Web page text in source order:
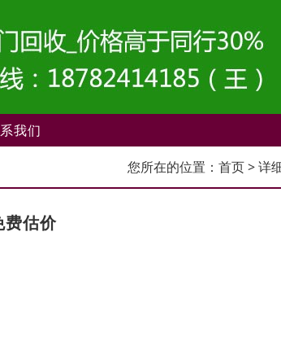
我们
您所在的位置： 首页> 详
费估价